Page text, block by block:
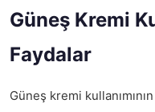
Güneş Kremi
Faydalar
Güneş kremi